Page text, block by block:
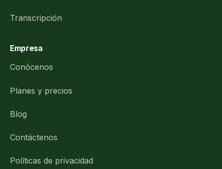
Transcripción
Empresa
Conócenos
Planes y precios
Blog
Contáctenos
Políticas de privacidad